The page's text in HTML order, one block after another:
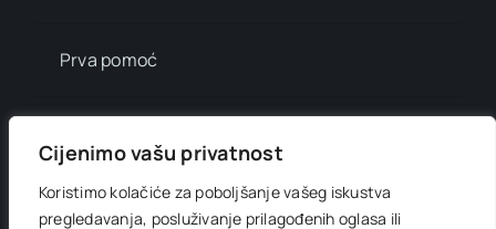
Cijenimo vašu privatnost
Koristimo kolačiće za poboljšanje vašeg iskustva
pregledavanja, posluživanje prilagođenih oglasa ili
Prva pomoć
Info brojevi